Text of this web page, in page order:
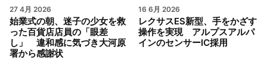
27 4月 2026
始業式の朝、迷子の少女を救
った百貨店店員の「眼差
し」 違和感に気づき大河原
署から感謝状
16 6月 2026
レクサスES新型、手をかざす
操作を実現 アルプスアルパ
インのセンサーIC採用